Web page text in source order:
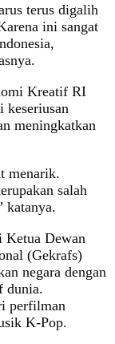
terus digalih
ini sangat
Kreatif RI
keseriusan
meningkatkan
menarik.
salah
katanya.
Ketua Dewan
(Gekrafs)
negara dengan
dunia.
perfilman
K-Pop.